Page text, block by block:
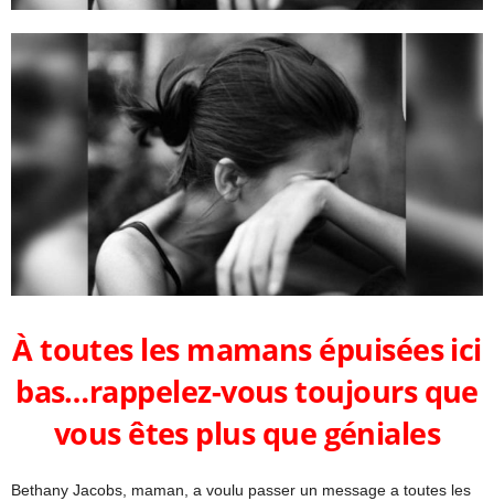
À toutes les mamans épuisées ici
bas…rappelez-vous toujours que
vous êtes plus que géniales
Bethany Jacobs, maman, a voulu passer un message a toutes les